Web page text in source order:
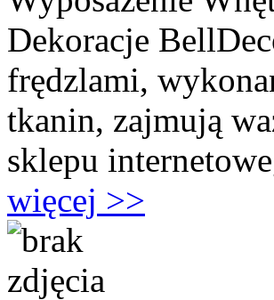
Dekoracje
frędzlami,
tkanin, zajmują
sklepu
więcej >>